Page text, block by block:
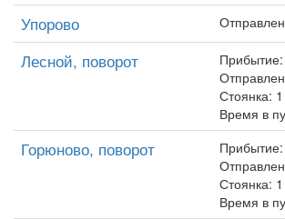
Упорово
Лесной, поворот
Стоянка:
Время в
Горюново, поворот
Стоянка:
Время в